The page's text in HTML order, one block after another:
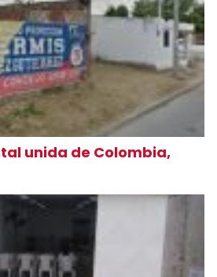
unida de Colombia,